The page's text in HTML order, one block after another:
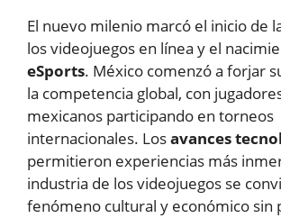
El nuevo milenio marcó el inicio de
los videojuegos en línea y el
eSports. México comenzó a forjar
la competencia global, con
mexicanos participando en torneos
internacionales. Losavances
permitieron experiencias más
industria de los videojuegos se
fenómeno cultural y económico sin